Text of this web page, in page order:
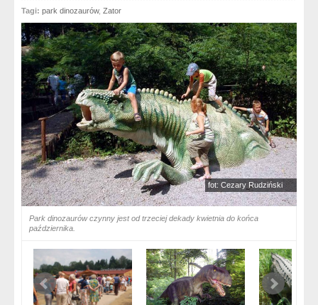
Tagi: park dinozaurów, Zator
fot: Cezary Rudziński
Park dinozaurów czynny jest od trzeciej dekady kwietnia do końca
października.